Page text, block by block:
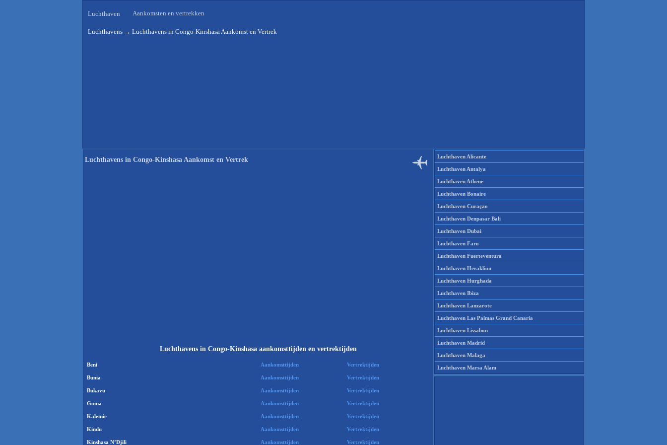
Luchthaven Aankomsten en vertrekken
Luchthavens → Luchthavens in Congo-Kinshasa Aankomst en Vertrek
Luchthavens in Congo-Kinshasa Aankomst en Vertrek
Luchthavens in Congo-Kinshasa aankomsttijden en vertrektijden
Beni Aankomsttijden Vertrektijden
Bunia Aankomsttijden Vertrektijden
Bukavu Aankomsttijden Vertrektijden
Goma Aankomsttijden Vertrektijden
Kalemie Aankomsttijden Vertrektijden
Kindu Aankomsttijden Vertrektijden
Kinshasa N’Djili Aankomsttijden Vertrektijden
Luchthaven Alicante
Luchthaven Antalya
Luchthaven Athene
Luchthaven Bonaire
Luchthaven Curaçao
Luchthaven Denpasar Bali
Luchthaven Dubai
Luchthaven Faro
Luchthaven Fuerteventura
Luchthaven Heraklion
Luchthaven Hurghada
Luchthaven Ibiza
Luchthaven Lanzarote
Luchthaven Las Palmas Grand Canaria
Luchthaven Lissabon
Luchthaven Madrid
Luchthaven Malaga
Luchthaven Marsa Alam